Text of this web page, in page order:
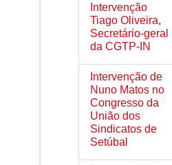
Intervenção
Tiago Oliveira,
Secretário-geral
da CGTP-IN
Intervenção de
Nuno Matos no
Congresso da
União dos
Sindicatos de
Setúbal